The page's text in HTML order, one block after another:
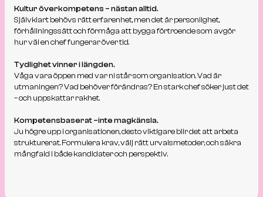
Kultur överkompetens – nästan alltid.
Självklart behövs rätt erfarenhet, men det är personlighet,
förhållningssätt och förmåga att bygga förtroende som avgör
hur väl en chef fungerar över tid.
Tydlighet vinner i längden.
Våga vara öppen med var ni står som organisation. Vad är
utmaningen? Vad behöver förändras? En stark chef söker just det
– och uppskattar rakhet.
Kompetensbaserat –inte magkänsla.
Ju högre upp i organisationen, desto viktigare blir det att arbeta
strukturerat. Formulera krav, välj rätt urvalsmetoder, och säkra
mångfald i både kandidater och perspektiv.